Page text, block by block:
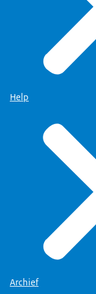
Help
Archief